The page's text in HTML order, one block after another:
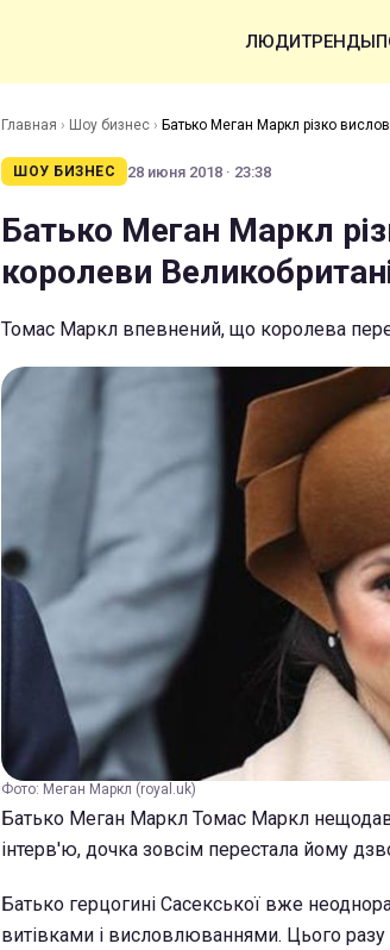
ЛЮДИТРЕНДЫ
Главная › Шоу бизнес › Батько Меган Маркл різко
ШОУ БИЗНЕС 28 июня 2018 · 23:38
Батько Меган Маркл
королеви
Томас Маркл впевнений, що королева
Фото: Меган Маркл (royal.uk)
Батько Меган Маркл Томас Маркл
інтерв'ю, дочка зовсім перестала йому
Батько герцогині Сасекської вже
витівками і висловлюваннями. Цього